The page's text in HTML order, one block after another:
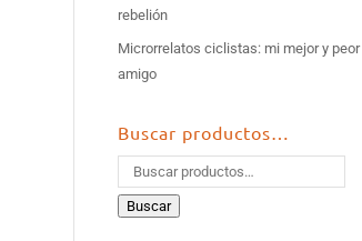
rebelión
Microrrelatos ciclistas: mi mejor y peor
amigo
Buscar productos…
Buscar